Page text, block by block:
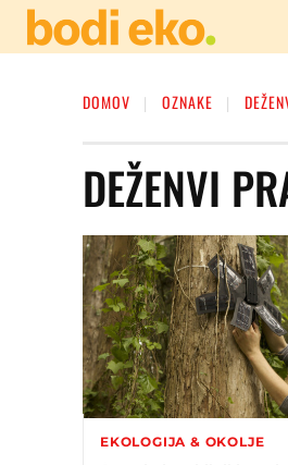
DOMOV OZNAKE
DEŽENVI
EKOLOGIJA & OKOLJE